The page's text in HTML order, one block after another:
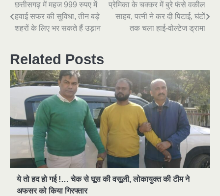
Post
navigation
छत्तीसगढ़ में महज 999 रुपए में
हवाई सफर की सुविधा, तीन बड़े
शहरों के लिए भर सकते हैं उड़ान
प्रेमिका के चक्कर में बुरे फंसे वकील
साहब, पत्नी ने कर दी पिटाई, घंटों
तक चला हाई-वोल्टेज ड्रामा
Related Posts
ये तो हद हो गई !… चेक से घूस की वसूली, लोकायुक्त की टीम ने
अफसर को किया गिरफ्तार